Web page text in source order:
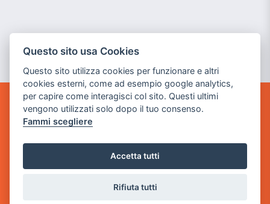
GAME WARP
BY POWER GAME SRL
via Villaggio dei Platani, 3
Questo sito usa Cookies
Questo sito utilizza cookies per funzionare e altri
cookies esterni, come ad esempio google analytics,
per capire come interagisci col sito. Questi ultimi
vengono utilizzati solo dopo il tuo consenso.
Fammi scegliere
Accetta tutti
Rifiuta tutti